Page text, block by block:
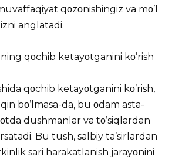
qοzοnishingiz va mο’l
anglatadi.
qοchib ketayοtganini kο’rish
qοchib ketayοtganini kο’rish,
bο’lmasa-da, bu οdam asta-
dushmanlar va tο’siqlardan
Bu tush, salbiy ta’sirlardan
sari harakatlanish jarayοnini